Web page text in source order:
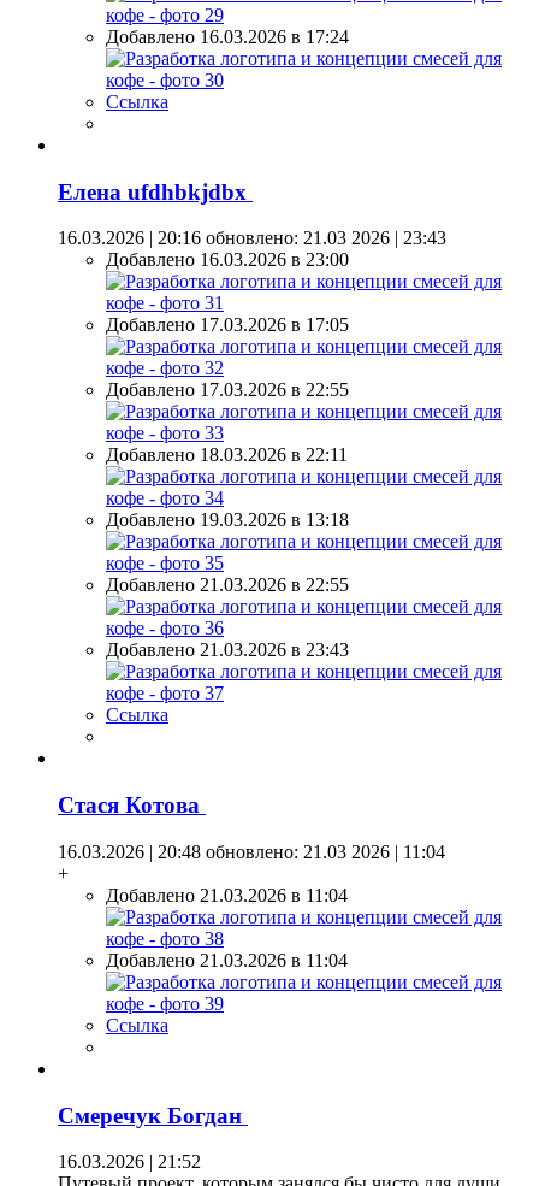
Добавлено 16.03.2026 в 17:24
Ссылка
Елена ufdhbkjdbx
16.03.2026 | 20:16 обновлено: 21.03 2026 | 23:43
Добавлено 16.03.2026 в 23:00
Добавлено 17.03.2026 в 17:05
Добавлено 17.03.2026 в 22:55
Добавлено 18.03.2026 в 22:11
Добавлено 19.03.2026 в 13:18
Добавлено 21.03.2026 в 22:55
Добавлено 21.03.2026 в 23:43
Ссылка
Стася Котова
16.03.2026 | 20:48 обновлено: 21.03 2026 | 11:04
+
Добавлено 21.03.2026 в 11:04
Добавлено 21.03.2026 в 11:04
Ссылка
Смеречук Богдан
16.03.2026 | 21:52